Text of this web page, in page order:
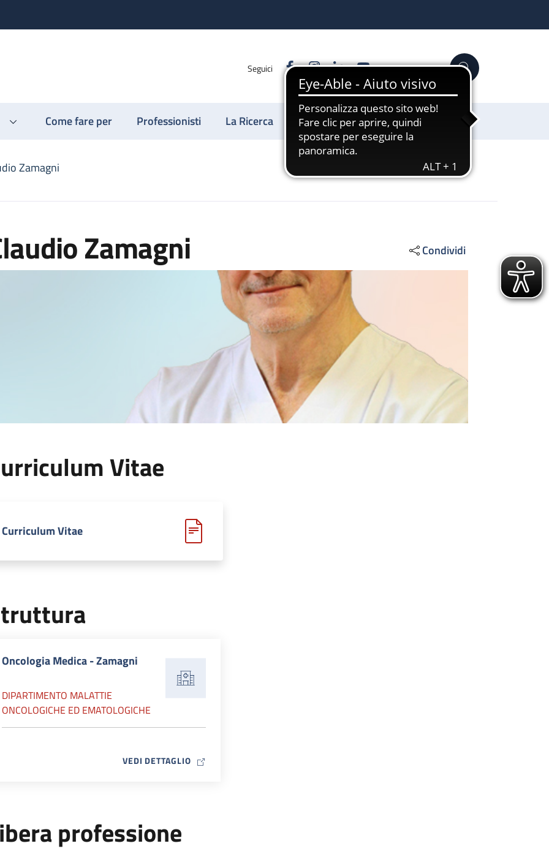
Seguici FacebookInstagram
LinkedinYouTube Cerca
Come fare per Professionisti La Ricerca Sostienici
Zamagni
Zamagni Condividi
Vitae
Curriculum Vitae
Oncologia Medica - Zamagni
DIPARTIMENTO MALATTIE
ONCOLOGICHE ED EMATOLOGICHE
VEDI DETTAGLIOMAP ICON
professione